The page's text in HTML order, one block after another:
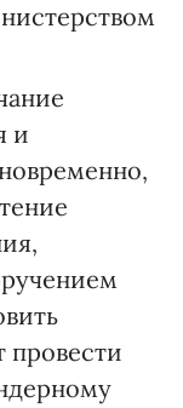
и
провести